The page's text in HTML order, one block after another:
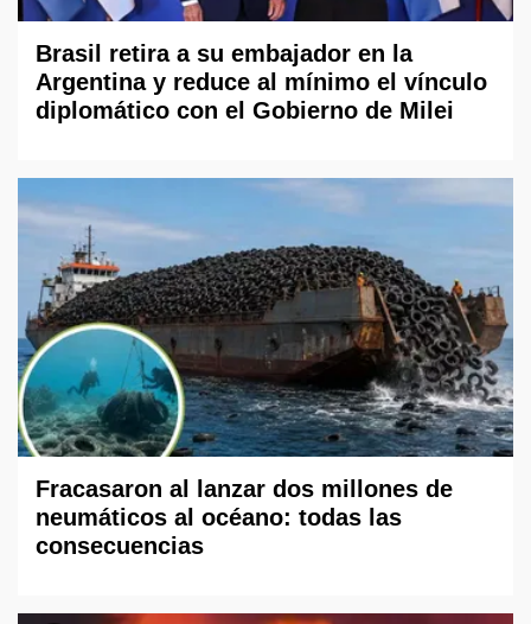
Brasil retira a su embajador en la
Argentina y reduce al mínimo el vínculo
diplomático con el Gobierno de Milei
Fracasaron al lanzar dos millones de
neumáticos al océano: todas las
consecuencias